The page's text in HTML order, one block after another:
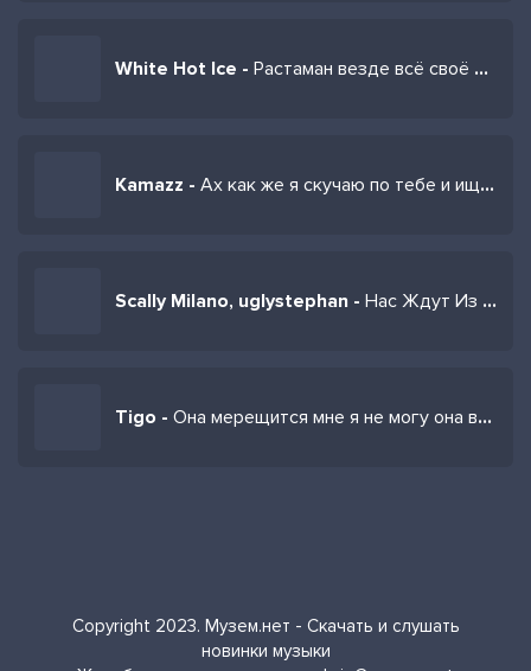
White Hot Ice - Растаман везде всё своё возьмёт
Kamazz - Ах как же я скучаю по тебе и ищу тебя везде
Scally Milano, uglystephan - Нас Ждут Из Темноты
Tigo - Она мерещится мне я не могу она везде будто
Copyright 2023. Музем.нет - Скачать и слушать
новинки музыки